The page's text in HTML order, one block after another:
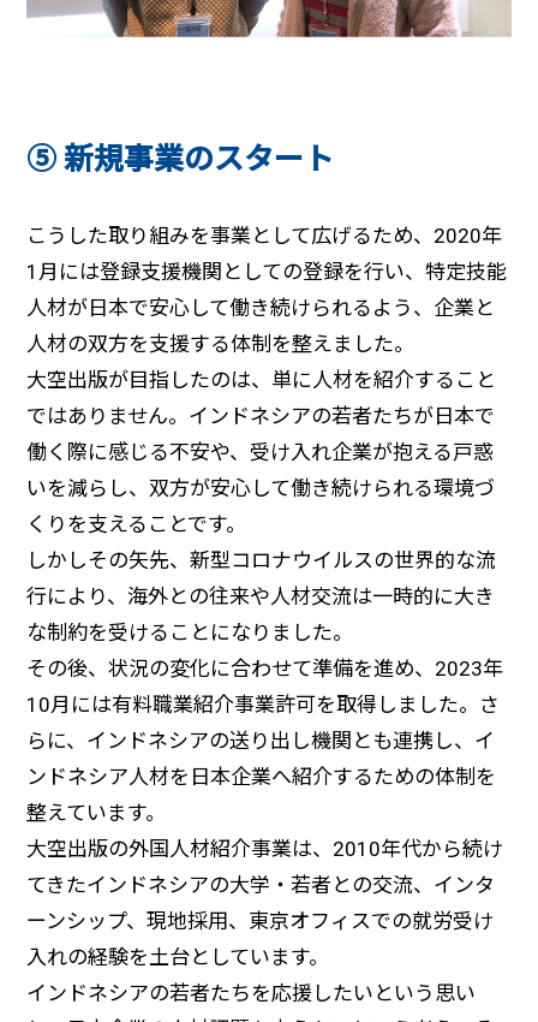
⑤ 新規事業のスタート
こうした取り組みを事業として広げるため、2020年
1月には登録支援機関としての登録を行い、特定技能
人材が日本で安心して働き続けられるよう、企業と
人材の双方を支援する体制を整えました。
大空出版が目指したのは、単に人材を紹介すること
ではありません。インドネシアの若者たちが日本で
働く際に感じる不安や、受け入れ企業が抱える戸惑
いを減らし、双方が安心して働き続けられる環境づ
くりを支えることです。
しかしその矢先、新型コロナウイルスの世界的な流
行により、海外との往来や人材交流は一時的に大き
な制約を受けることになりました。
その後、状況の変化に合わせて準備を進め、2023年
10月には有料職業紹介事業許可を取得しました。さ
らに、インドネシアの送り出し機関とも連携し、イ
ンドネシア人材を日本企業へ紹介するための体制を
整えています。
大空出版の外国人材紹介事業は、2010年代から続け
てきたインドネシアの大学・若者との交流、インタ
ーンシップ、現地採用、東京オフィスでの就労受け
入れの経験を土台としています。
インドネシアの若者たちを応援したいという思い